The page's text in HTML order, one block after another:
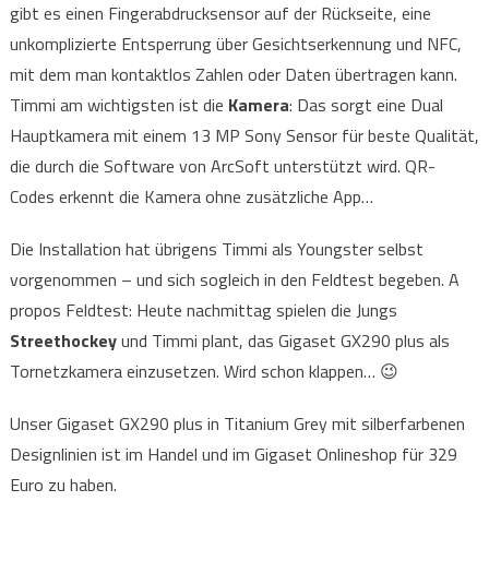
gibt es einen Fingerabdrucksensor auf der Rückseite, eine
unkomplizierte Entsperrung über Gesichtserkennung und NFC,
mit dem man kontaktlos Zahlen oder Daten übertragen kann.
Timmi am wichtigsten ist die Kamera: Das sorgt eine Dual
Hauptkamera mit einem 13 MP Sony Sensor für beste Qualität,
die durch die Software von ArcSoft unterstützt wird. QR-
Codes erkennt die Kamera ohne zusätzliche App…
Die Installation hat übrigens Timmi als Youngster selbst
vorgenommen – und sich sogleich in den Feldtest begeben. A
propos Feldtest: Heute nachmittag spielen die Jungs
Streethockeyund Timmi plant, das Gigaset GX290 plus als
Tornetzkamera einzusetzen. Wird schon klappen… 😉
Unser Gigaset GX290 plus in Titanium Grey mit silberfarbenen
Designlinien ist im Handel und im Gigaset Onlineshop für 329
Euro zu haben.